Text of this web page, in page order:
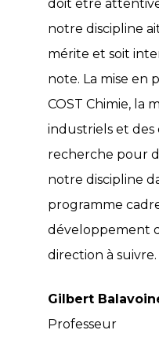
doit être
notre discipline
mérite et soit
note. La mise en
COST Chimie, la
industriels et des
recherche pour
notre discipline
programme
développement
direction à suivre.
Gilbert
Professeur